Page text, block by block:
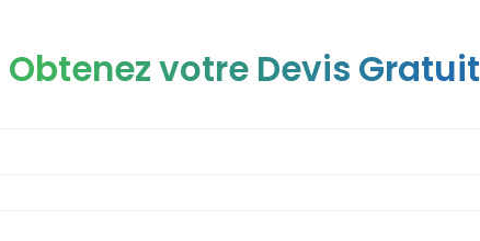
Obtenez votre Devis Gratuit